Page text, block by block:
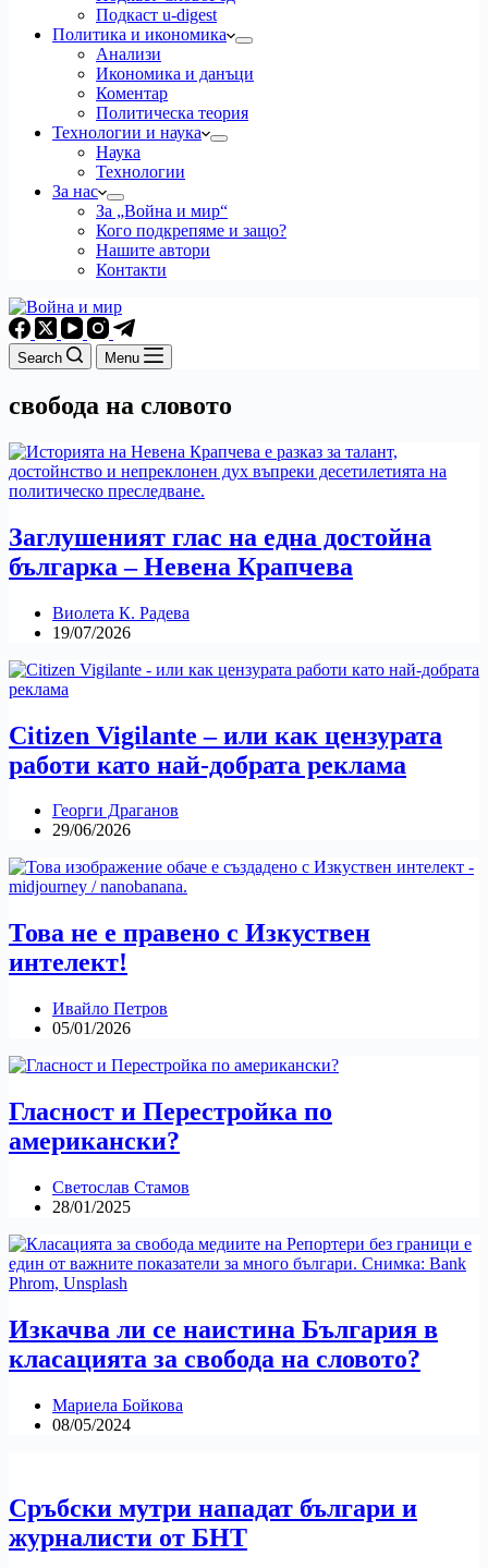
Подкаст u-digest
Политика и икономика
Анализи
Икономика и данъци
Коментар
Политическа теория
Технологии и наука
Наука
Технологии
За нас
За „Война и мир“
Кого подкрепяме и защо?
Нашите автори
Контакти
Search Menu
свобода на словото
Заглушеният глас на една достойна
българка – Невена Крапчева
Виолета К. Радева
19/07/2026
Citizen Vigilante – или как цензурата
работи като най-добрата реклама
Георги Драганов
29/06/2026
Това не е правено с Изкуствен
интелект!
Ивайло Петров
05/01/2026
Гласност и Перестройка по
американски?
Светослав Стамов
28/01/2025
Изкачва ли се наистина България в
класацията за свобода на словото?
Мариела Бойкова
08/05/2024
Сръбски мутри нападат българи и
журналисти от БНТ